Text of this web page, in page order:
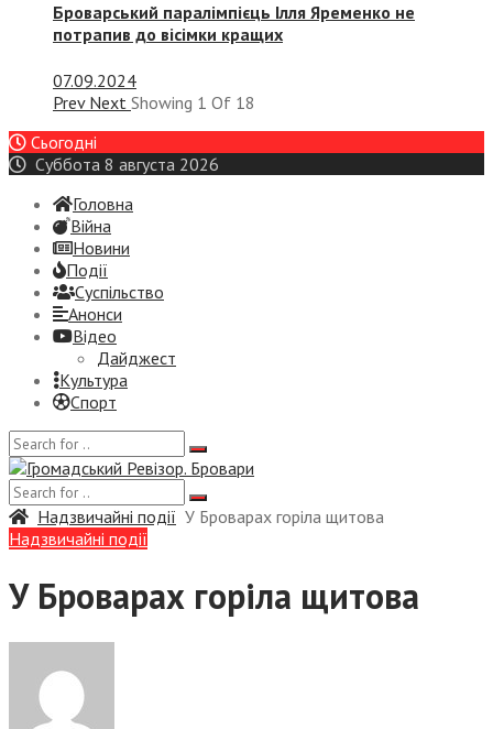
Броварський паралімпієць Ілля Яременко не
потрапив до вісімки кращих
07.09.2024
Prev Next Showing 1 Of 18
Сьогодні
Суббота 8 августа 2026
Головна
Війна
Новини
Події
Суспiльство
Анонси
Відео
Дайджест
Культура
Спорт
Надзвичайні події У Броварах горіла щитова
Надзвичайні події
У Броварах горіла щитова